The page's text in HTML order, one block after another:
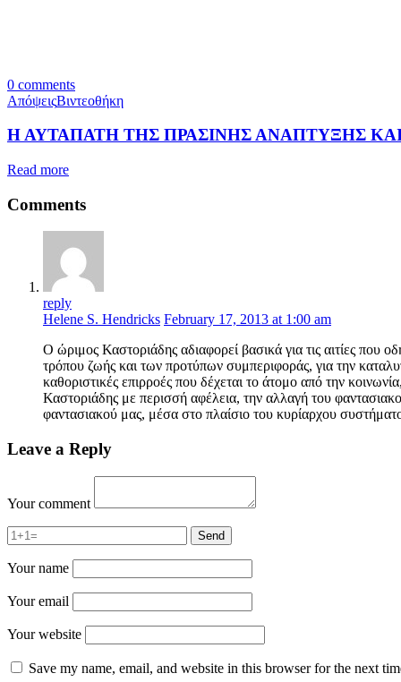
0 comments
ΑπόψειςΒιντεοθήκη
Η ΑΥΤΑΠΑΤΗ ΤΗΣ ΠΡΑΣΙΝΗΣ ΑΝΑΠΤΥΞΗΣ
Read more
Comments
reply
Helene S. Hendricks February 17, 2013 at 1:00 am
Ο ώριμος Καστοριάδης αδιαφορεί βασικά για τις αιτίες
τρόπου ζωής και των προτύπων συμπεριφοράς, για την
καθοριστικές επιρροές που δέχεται το άτομο από την
Καστοριάδης με περισσή αφέλεια, την αλλαγή του
φαντασιακού μας, μέσα στο πλαίσιο του κυρίαρχου
Leave a Reply
Your comment
Your name
Your email
Your website
Save my name, email, and website in this browser for the next